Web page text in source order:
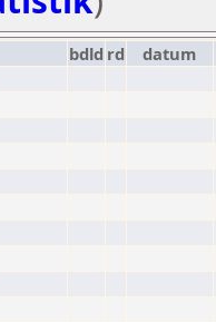
bdld rd
datum